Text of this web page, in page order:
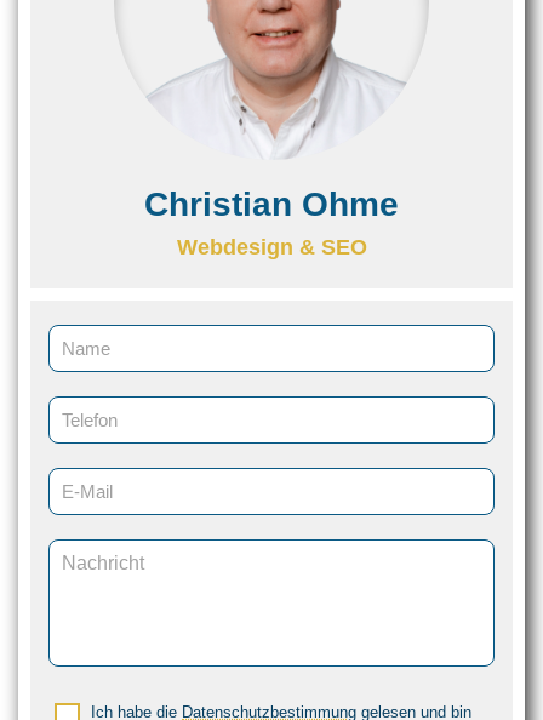
Christian Ohme
Webdesign & SEO
Ich habe die Datenschutzbestimmung gelesen und bin